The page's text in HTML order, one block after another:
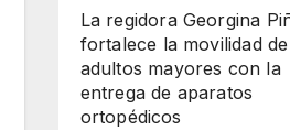
La regidora Georgina
fortalece la movilidad de
adultos mayores con la
entrega de aparatos
ortopédicos